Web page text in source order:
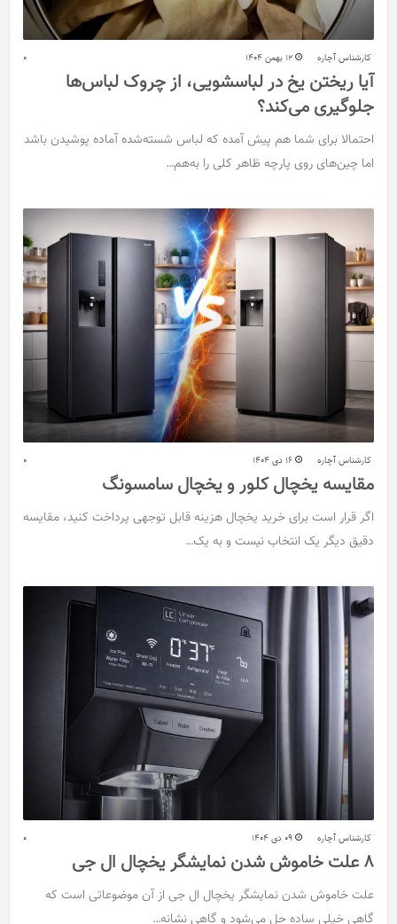
کارشناس آچاره 12 بهمن 1404 0
آیا ریختن یخ در لباسشویی، از چروک لباس‌ها
جلوگیری می‌کند؟
احتمالا برای شما هم پیش آمده که لباس شسته‌شده آماده پوشیدن باشد
اما چین‌های روی پارچه ظاهر کلی را به‌هم…
کارشناس آچاره 16 دی 1404 0
مقایسه یخچال کلور و یخچال سامسونگ
اگر قرار است برای خرید یخچال هزینه قابل توجهی پرداخت کنید، مقایسه
دقیق دیگر یک انتخاب نیست و به یک…
کارشناس آچاره 09 دی 1404 0
8 علت خاموش شدن نمایشگر یخچال ال جی
علت خاموش شدن نمایشگر یخچال ال جی از آن موضوعاتی است که
گاهی خیلی ساده حل می‌شود و گاهی نشانه…